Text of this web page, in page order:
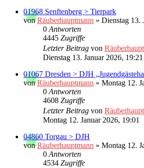
01968 Senftenberg > Tierpark
vonRäuberhauptmann » Dienstag 13.
0 Antworten
4445 Zugriffe
Letzter Beitrag von
Dienstag 13. Januar 2026, 19:21
01067 Dresden > DJH
vonRäuberhauptmann » Montag 12.
0 Antworten
4608 Zugriffe
Letzter Beitrag von
Montag 12. Januar 2026, 19:01
04860 Torgau > DJH
vonRäuberhauptmann » Montag 12.
0 Antworten
4534 Zugriffe